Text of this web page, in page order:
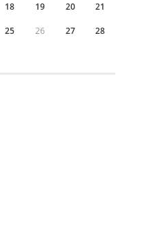
18 19 20 21
25 26 27 28